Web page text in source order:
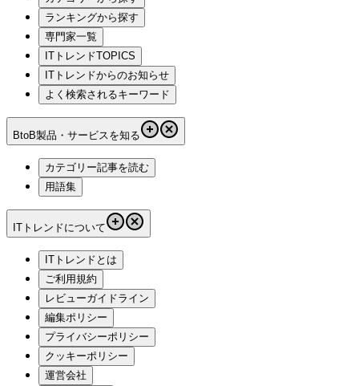
ランキングから探す
専門家一覧
ITトレンドTOPICS
ITトレンドからのお知らせ
よく検索されるキーワード
BtoB製品・サービスを知る
カテゴリー記事を読む
用語集
ITトレンドについて
ITトレンドとは
ご利用規約
レビューガイドライン
編集ポリシー
プライバシーポリシー
クッキーポリシー
運営会社